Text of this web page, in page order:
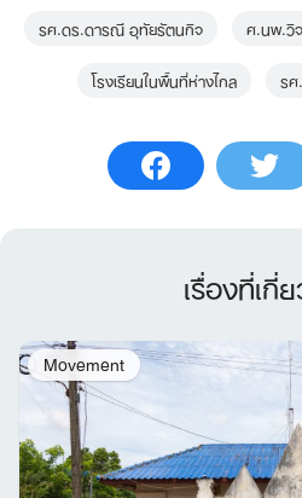
รศ.ดร.ดารณี อุทัยรัตนกิจ
ศ.นพ.วิ
โรงเรียนในพื้นที่ห่างไกล
ร
เรื่องที่เกี่
Movement